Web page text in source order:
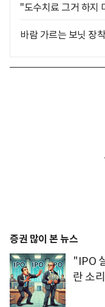
"도수치료 그거 하지
바람 가르는 보닛 장
증권 많이 본 뉴스
"IPO
란 소